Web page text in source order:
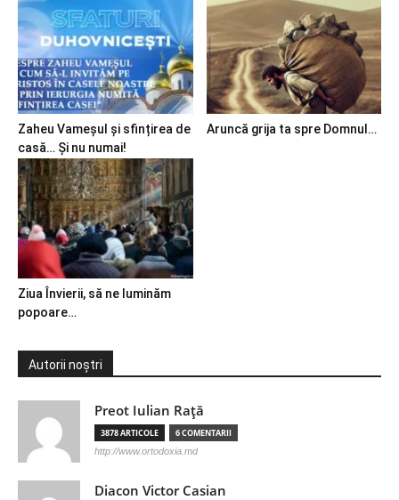
Zaheu Vameșul și sfințirea de
casă… Și nu numai!
Aruncă grija ta spre Domnul…
Ziua Învierii, să ne luminăm
popoare…
Autorii noștri
Preot Iulian Raţă
3878 ARTICOLE 6 COMENTARII
http://www.ortodoxia.md
Diacon Victor Casian